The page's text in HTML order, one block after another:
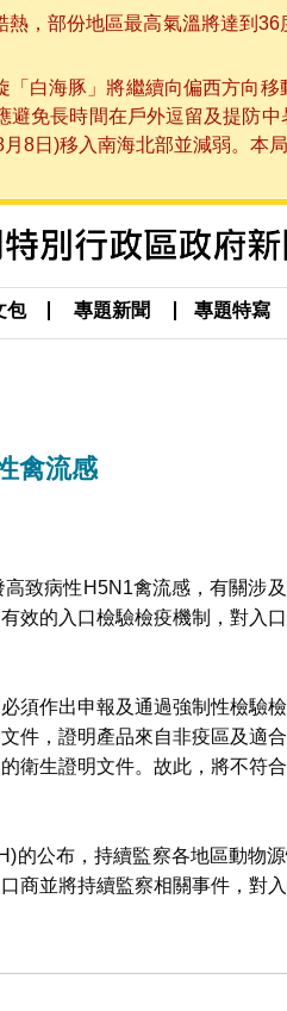
，部份地區最高氣溫將達到
白海豚」將繼續向偏西方向
免長時間在戶外逗留及提防
8日)移入南海北部並減弱。
包 專題新聞 專題特寫
禽流感
致病性H5N1禽流感，有關涉
效的入口檢驗檢疫機制，對入
須作出申報及通過強制性檢驗
件，證明產品來自非疫區及適
衛生證明文件。故此，將不符
的公布，持續監察各地區動物
商並將持續監察相關事件，對